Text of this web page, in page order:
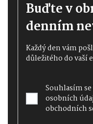
Buďte v
denním
Každý den vám
důležitého do vaší
Souhlasím se
osobních
obchodních